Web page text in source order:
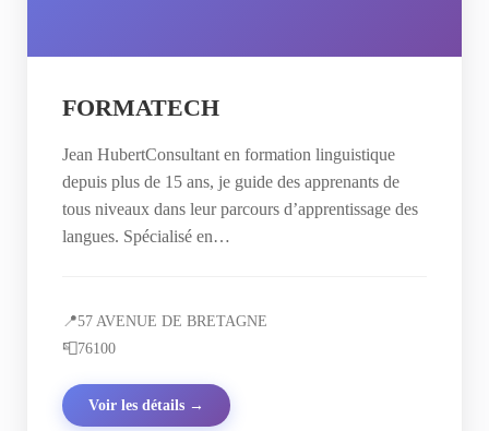
FORMATECH
Jean HubertConsultant en formation linguistique
depuis plus de 15 ans, je guide des apprenants de
tous niveaux dans leur parcours d’apprentissage des
langues. Spécialisé en…
📍57 AVENUE DE BRETAGNE
📮76100
Voir les détails →